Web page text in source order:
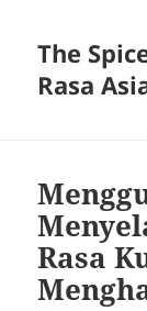
The
Rasa
Rasa